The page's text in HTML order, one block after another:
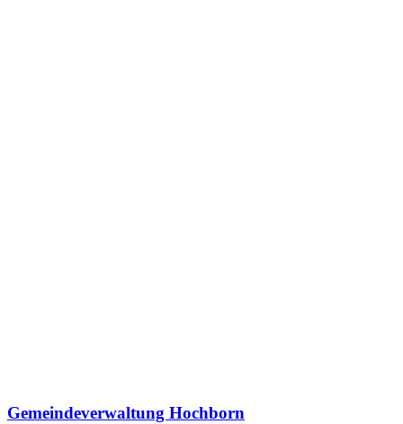
Gemeindeverwaltung Hochborn